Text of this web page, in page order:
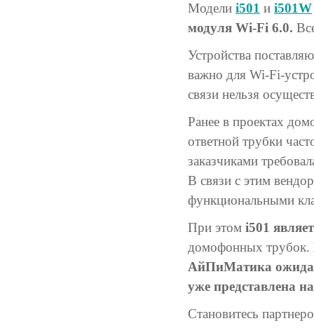
Модели i501 и i501W
модуля Wi-Fi 6.0.
Устройства
важно для Wi-Fi-
связи нельзя
Ранее в проектах
ответной трубки
заказчиками
В связи с этим
функциональными
При этом i501
домофонных трубок.
АйПиМатика
уже представлена
Становитесь